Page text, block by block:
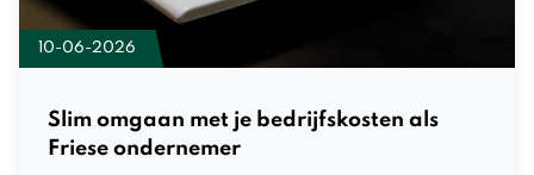
10-06-2026
Slim omgaan met je bedrijfskosten als
Friese ondernemer